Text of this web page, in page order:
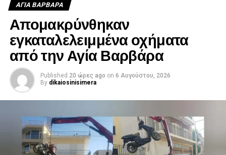
ΑΓΙΑ ΒΑΡΒΑΡΑ
Απομακρύνθηκαν
εγκαταλελειμμένα οχήματα
από την Αγία Βαρβάρα
Published 20 ώρες ago on 6 Αυγούστου, 2026
By dikaiosinisimera